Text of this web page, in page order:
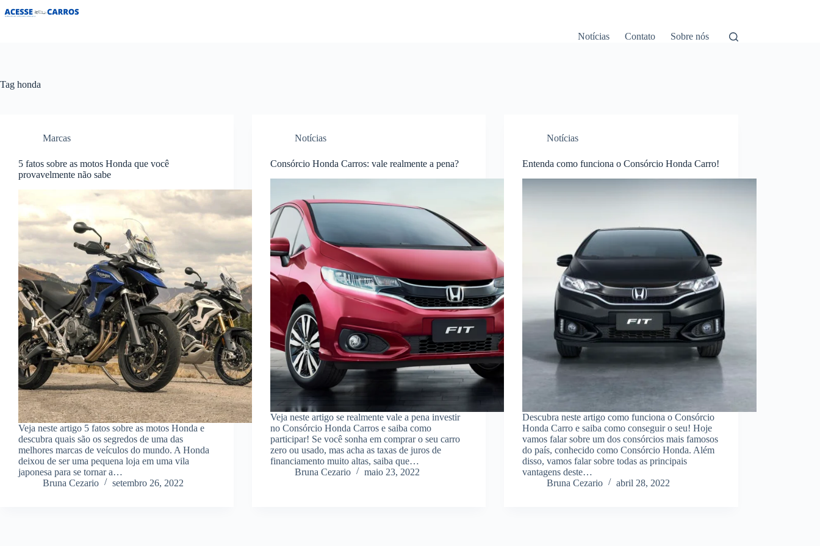
para
Notícias Contato Sobre nós
Tag honda
Marcas
5 fatos sobre as motos Honda que você
provavelmente não sabe
Veja neste artigo 5 fatos sobre as motos Honda e
descubra quais são os segredos de uma das
melhores marcas de veículos do mundo. A Honda
deixou de ser uma pequena loja em uma vila
japonesa para se tornar a…
Bruna Cezario
setembro 26, 2022
Notícias
Consórcio Honda Carros: vale realmente a pena?
Veja neste artigo se realmente vale a pena investir
no Consórcio Honda Carros e saiba como
participar! Se você sonha em comprar o seu carro
zero ou usado, mas acha as taxas de juros de
financiamento muito altas, saiba que…
Bruna Cezario
maio 23, 2022
Notícias
Entenda como funciona o Consórcio Honda Carro!
Descubra neste artigo como funciona o Consórcio
Honda Carro e saiba como conseguir o seu! Hoje
vamos falar sobre um dos consórcios mais famosos
do país, conhecido como Consórcio Honda. Além
disso, vamos falar sobre todas as principais
vantagens deste…
Bruna Cezario
abril 28, 2022